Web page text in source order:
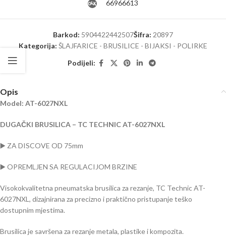
66966613
Barkod: 5904422442507Šifra: 20897
Kategorija: ŠLAJFARICE - BRUSILICE - BIJAKSI - POLIRKE
Podijeli:
Opis
Model: AT-6027NXL
DUGAČKI BRUSILICA – TC TECHNIC AT-6027NXL
▶️ ZA DISCOVE OD 75mm
▶️ OPREMLJEN SA REGULACIJOM BRZINE
Visokokvalitetna pneumatska brusilica za rezanje, TC Technic AT-
6027NXL, dizajnirana za precizno i praktično pristupanje teško
dostupnim mjestima.
Brusilica je savršena za rezanje metala, plastike i kompozita.